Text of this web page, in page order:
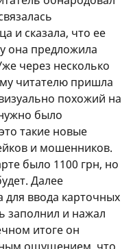
и сказала, что ее
она предложила
через несколько
читателю пришла
похожий на
было
такие новые
и мошенников.
было 1100 грн, но
Далее
для ввода карточных
заполнил и нажал
итоге он